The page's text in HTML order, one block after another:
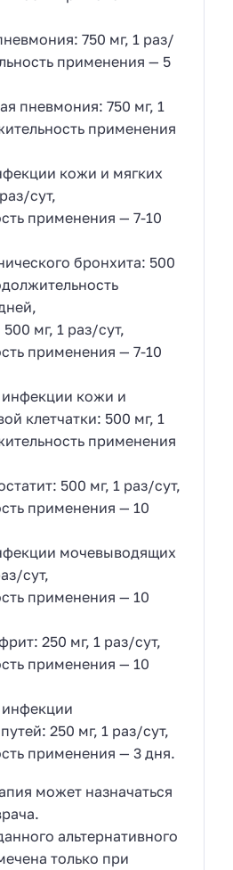
750 мг, 1 раз/
применения — 5
пневмония: 750 мг, 1
применения
кожи и мягких
сут,
применения — 7-10
бронхита: 500
мг, 1 раз/сут,
применения — 7-10
кожи и
клетчатки: 500 мг, 1
применения
500 мг, 1 раз/сут,
применения — 10
мочевыводящих
сут,
применения — 10
250 мг, 1 раз/сут,
применения — 10
250 мг, 1 раз/сут,
применения — 3 дня.
может назначаться
альтернативного
только при